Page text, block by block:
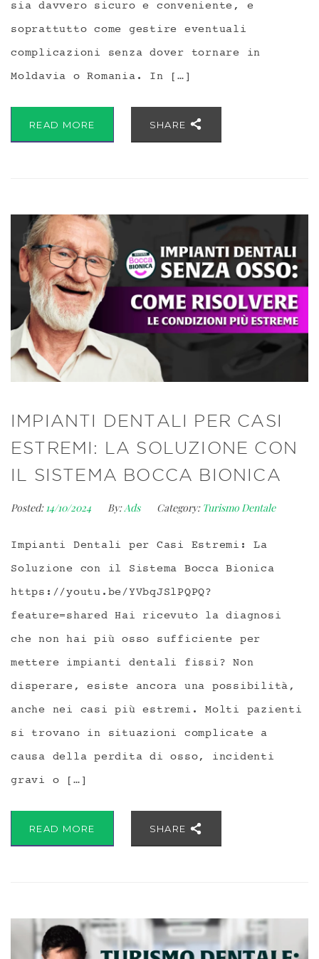
sia davvero sicuro e conveniente, e
soprattutto come gestire eventuali
complicazioni senza dover tornare in
Moldavia o Romania. In […]
READ MORE SHARE
IMPIANTI DENTALI PER CASI
ESTREMI: LA SOLUZIONE CON
IL SISTEMA BOCCA BIONICA
Posted: 14/10/2024 By:Ads Category: Turismo Dentale
Impianti Dentali per Casi Estremi: La
Soluzione con il Sistema Bocca Bionica
https://youtu.be/YVbqJSlPQPQ?
feature=shared Hai ricevuto la diagnosi
che non hai più osso sufficiente per
mettere impianti dentali fissi? Non
disperare, esiste ancora una possibilità,
anche nei casi più estremi. Molti pazienti
si trovano in situazioni complicate a
causa della perdita di osso, incidenti
gravi o […]
READ MORE SHARE